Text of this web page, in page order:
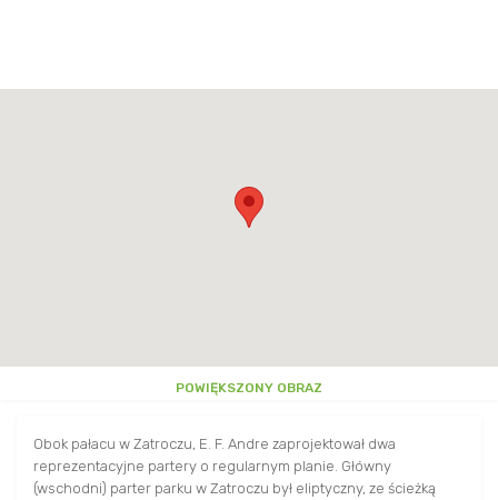
POWIĘKSZONY OBRAZ
Obok pałacu w Zatroczu, E. F. Andre zaprojektował dwa
reprezentacyjne partery o regularnym planie. Główny
(wschodni) parter parku w Zatroczu był eliptyczny, ze ścieżką